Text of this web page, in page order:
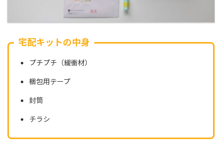
宅配キットの中身
プチプチ（緩衝材）
梱包用テープ
封筒
チラシ